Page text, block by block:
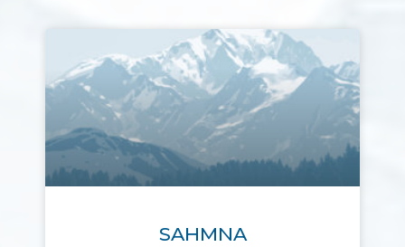
SAHMNA